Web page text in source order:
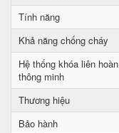
Tính năng
Khả năng chống cháy
Hệ thống khóa liên hoàn
thông minh
Thương hiệu
Bảo hành